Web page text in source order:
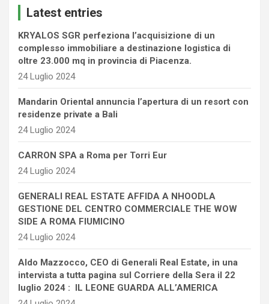
Latest entries
KRYALOS SGR perfeziona l’acquisizione di un
complesso immobiliare a destinazione logistica di
oltre 23.000 mq in provincia di Piacenza.
24 Luglio 2024
Mandarin Oriental annuncia l’apertura di un resort con
residenze private a Bali
24 Luglio 2024
CARRON SPA a Roma per Torri Eur
24 Luglio 2024
GENERALI REAL ESTATE AFFIDA A NHOODLA
GESTIONE DEL CENTRO COMMERCIALE THE WOW
SIDE A ROMA FIUMICINO
24 Luglio 2024
Aldo Mazzocco, CEO di Generali Real Estate, in una
intervista a tutta pagina sul Corriere della Sera il 22
luglio 2024 : IL LEONE GUARDA ALL’AMERICA